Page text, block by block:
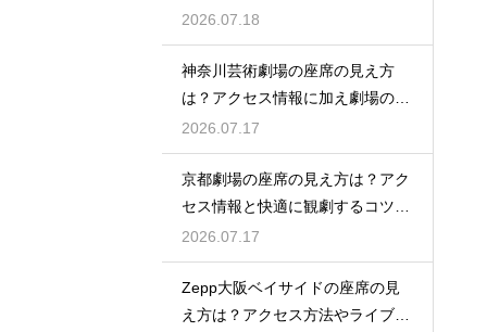
ックの意味を解説
2026.07.18
神奈川芸術劇場の座席の見え方
は？アクセス情報に加え劇場の魅
力を徹底解説
2026.07.17
京都劇場の座席の見え方は？アク
セス情報と快適に観劇するコツを
事前にチェック
2026.07.17
Zepp大阪ベイサイドの座席の見
え方は？アクセス方法やライブを